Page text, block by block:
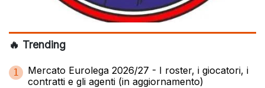
🔥 Trending
1
Mercato Eurolega 2026/27 - I roster, i giocatori, i
contratti e gli agenti (in aggiornamento)